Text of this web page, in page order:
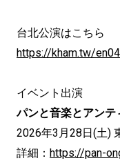
台北公演はこちら
https://kham.tw/
イベント出演
パンと音楽とアンテ
2026年3月28日(土)
詳細： https://pan-